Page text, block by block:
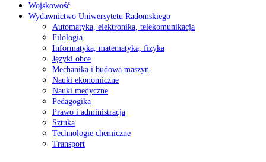
Wojskowość
Wydawnictwo Uniwersytetu Radomskiego
Automatyka, elektronika, telekomunikacja
Filologia
Informatyka, matematyka, fizyka
Języki obce
Mechanika i budowa maszyn
Nauki ekonomiczne
Nauki medyczne
Pedagogika
Prawo i administracja
Sztuka
Technologie chemiczne
Transport